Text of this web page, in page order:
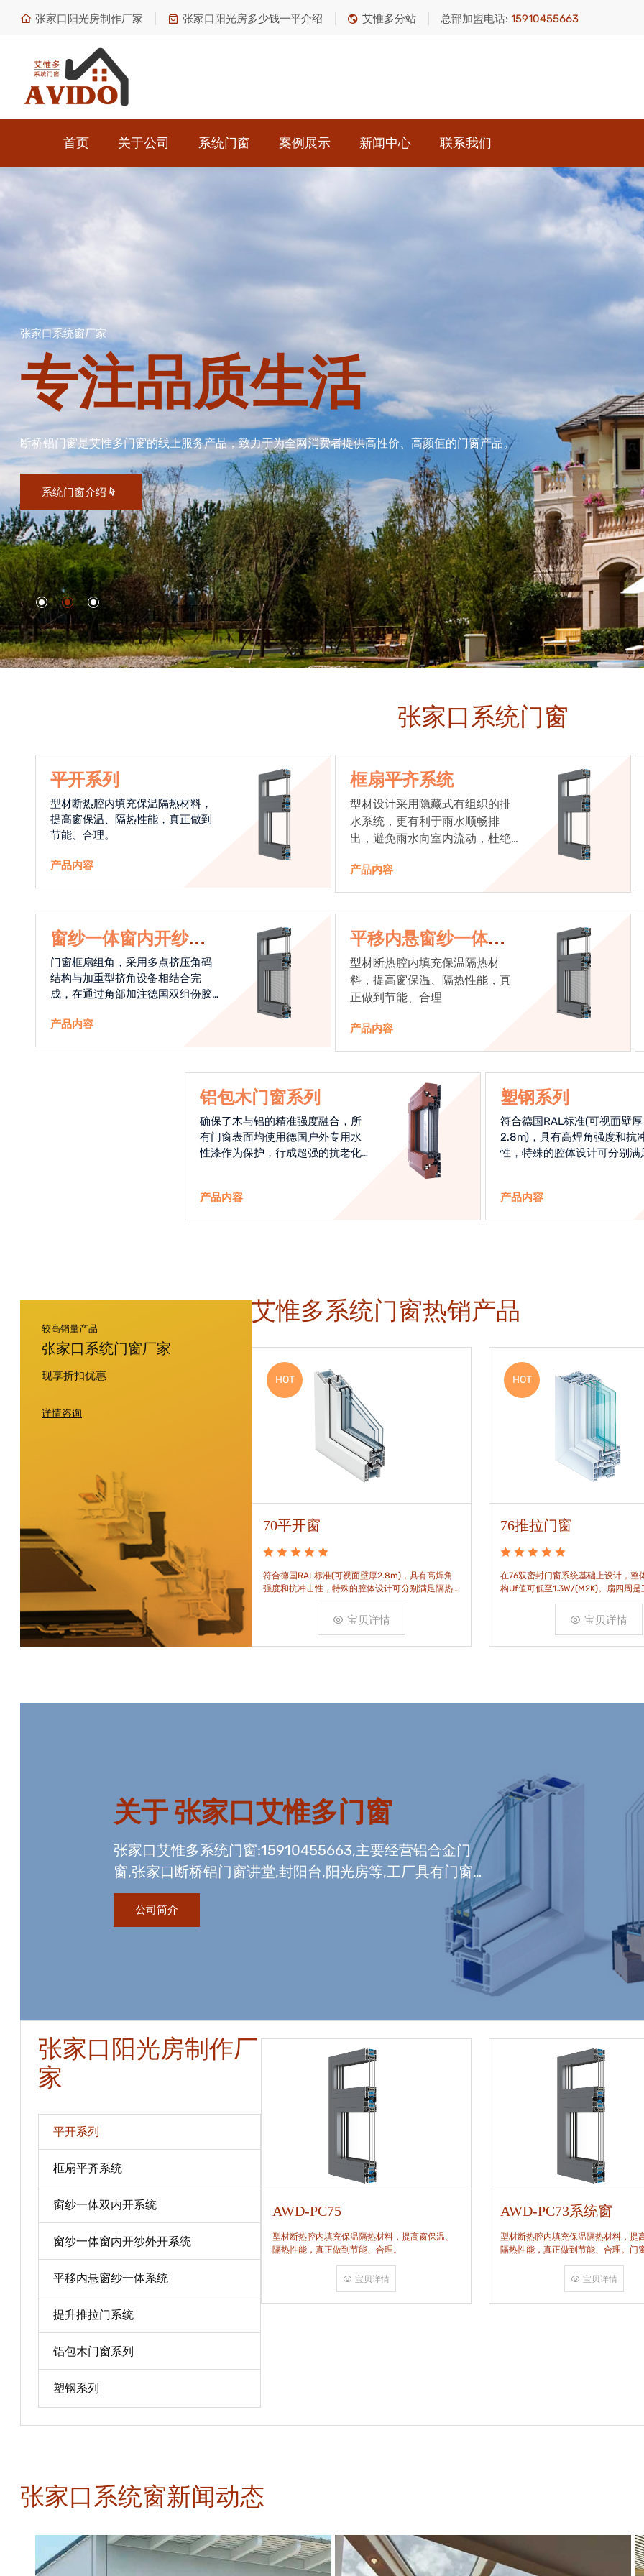
张家口阳光房制作厂家 张家口阳光房多少钱一平介绍 艾惟多分站 总部加盟电话: 15910455663
首页 关于公司 系统门窗 案例展示 新闻中心 联系我们
张家口系统窗厂家
专注品质生活
断桥铝门窗是艾惟多门窗的线上服务产品，致力于为全网消费者提供高性价、高颜值的门窗产品。
系统门窗介绍
张家口系统门窗
平开系列
型材断热腔内填充保温隔热材料，
提高窗保温、隔热性能，真正做到
节能、合理。
产品内容
框扇平齐系统
型材设计采用隐藏式有组织的排
水系统，更有利于雨水顺畅排
出，避免雨水向室内流动，杜绝
产品内容
窗纱一体窗内开纱外
开系统
门窗框扇组角，采用多点挤压角码
结构与加重型挤角设备相结合完
成，在通过角部加注德国双组份胶
强度，促使窗使用寿命提升5-10
产品内容
平移内悬窗纱一体系
统
型材断热腔内填充保温隔热材
料，提高窗保温、隔热性能，真
正做到节能、合理
产品内容
铝包木门窗系列
确保了木与铝的精准强度融合，所
有门窗表面均使用德国户外专用水
性漆作为保护，行成超强的抗老化
产品内容
塑钢系列
符合德国RAL标准(可视面壁厚
2.8m)，具有高焊角强度和抗
性，特殊的腔体设计可分别满
产品内容
较高销量产品
张家口系统门窗厂家
现享折扣优惠
详情咨询
艾惟多系统门窗热销产品
HOT
88平开窗
88平开窗是门窗技术新时代的门窗系统。可实现较
大的阳光进入并获得更多的太阳能，良好的操作及
可靠的功能。保养方便，牢固耐用。
宝贝详情
HOT
70平开窗
符合德国RAL标准(可视面壁厚2.8m)，具有高焊角
强度和抗冲击性，特殊的腔体设计可分别满足隔热
和刚性的要求。
宝贝详情
HOT
76推拉门窗
在76双密封门窗系统基础上设计，整
构Uf值可低至1.3W/(M2K)。扇四周是
构，采用高品质EPDM胶条，实现气
宝贝详情
关于张家口艾惟多门窗
张家口艾惟多系统门窗:15910455663,主要经营铝合金门
窗,张家口断桥铝门窗讲堂,封阳台,阳光房等,工厂具有门窗
工程资质,玻璃幕墙工程资质,国内门窗组装生产线,及中空
玻璃生产线。
公司简介
张家口阳光房制作厂
家
平开系列
框扇平齐系统
窗纱一体双内开系统
窗纱一体窗内开纱外开系统
平移内悬窗纱一体系统
提升推拉门系统
铝包木门窗系列
塑钢系列
AWD-PC80
型材断热腔内填充保温隔热材料，提高窗保温、
隔热性能，真正做到节能、合理。
宝贝详情
AWD-PC75
型材断热腔内填充保温隔热材料，提高窗保温、
隔热性能，真正做到节能、合理。
宝贝详情
AWD-PC73系统窗
型材断热腔内填充保温隔热材料，提
隔热性能，真正做到节能、合理。门
角，采用多点挤压角码结构与加重型
结合完成，在通过角部加注德国双组
宝贝详情
张家口系统窗新闻动态